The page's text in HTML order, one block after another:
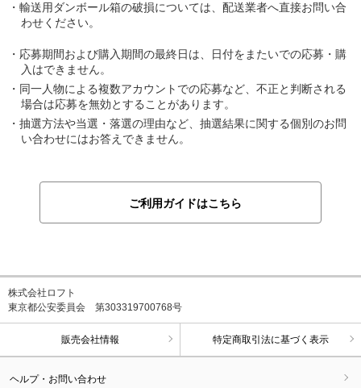
輸送用ダンボール箱の破損については、配送業者へ直接お問い合
わせください。
応募期間および購入期間の最終日は、日付をまたいでの応募・購
入はできません。
同一人物による複数アカウントでの応募など、不正と判断される
場合は応募を無効とすることがあります。
抽選方法や当選・落選の理由など、抽選結果に関する個別のお問
い合わせにはお答えできません。
ご利用ガイドはこちら
株式会社ロフト
東京都公安委員会 第303319700768号
販売会社情報 特定商取引法に基づく表示
ヘルプ・お問い合わせ